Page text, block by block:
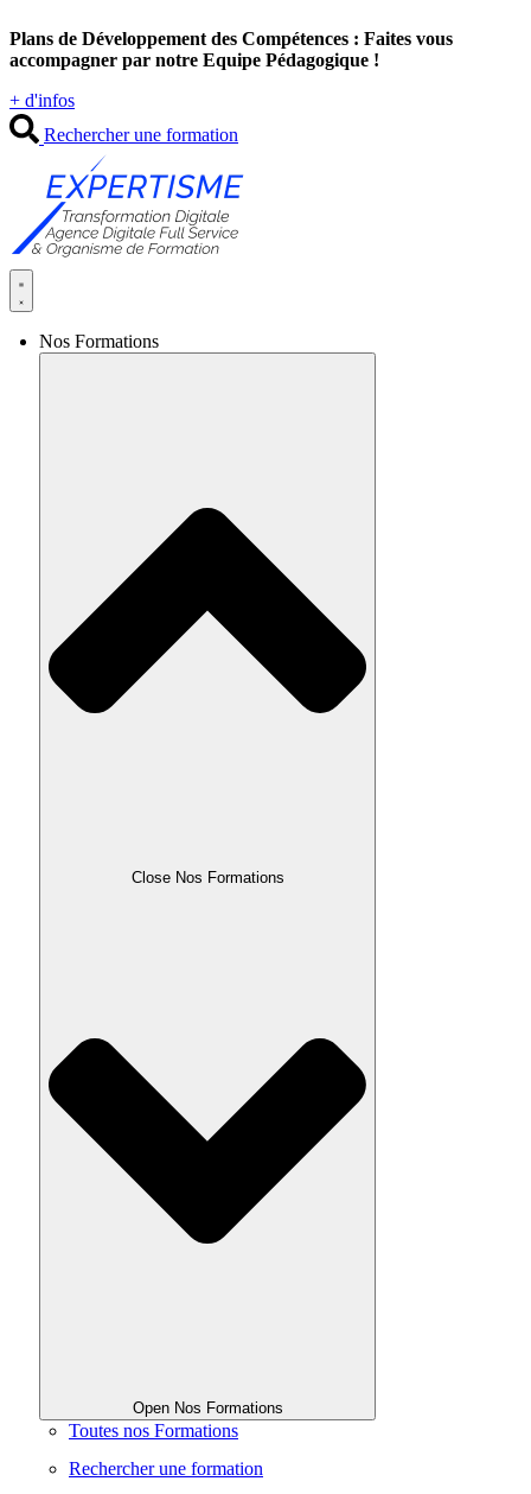
au
contenu
Plans de Développement des Compétences : Faites vous
accompagner par notre Equipe Pédagogique !
+ d'infos
Rechercher une formation
Nos Formations
Close Nos Formations
Open Nos Formations
Toutes nos Formations
Rechercher une formation